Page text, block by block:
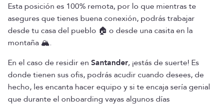
Esta posición es 100% remota, por lo que mientras te
asegures que tienes buena conexión, podrás trabajar
desde tu casa del pueblo 🏠 o desde una casita en la
montaña 🏔️.
En el caso de residir en Santander, ¡estás de suerte! Es
donde tienen sus ofis, podrás acudir cuando desees, de
hecho, les encanta hacer equipo y si te encaja sería genial
que durante el onboarding vayas algunos días